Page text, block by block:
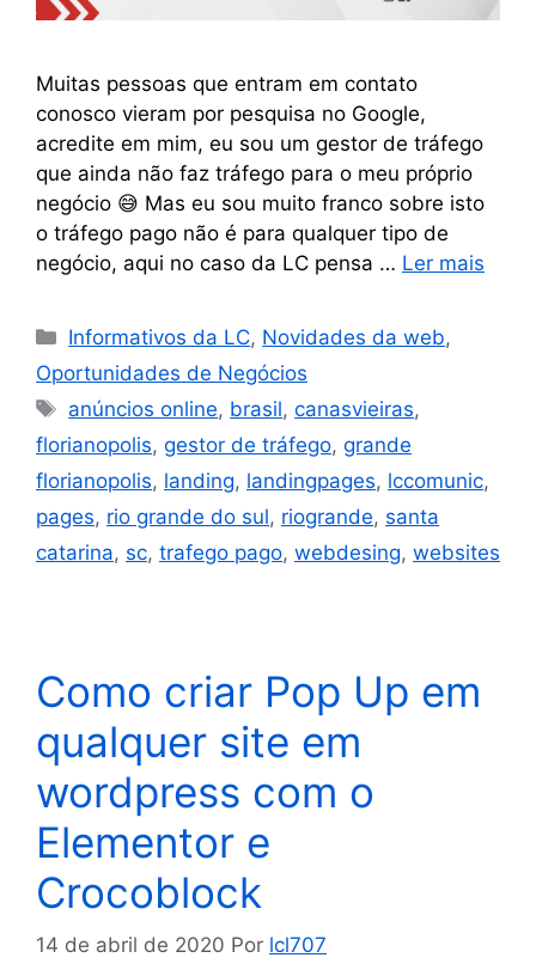
Muitas pessoas que entram em contato
conosco vieram por pesquisa no Google,
acredite em mim, eu sou um gestor de tráfego
que ainda não faz tráfego para o meu próprio
negócio 😅 Mas eu sou muito franco sobre isto
o tráfego pago não é para qualquer tipo de
negócio, aqui no caso da LC pensa … Ler mais
Informativos da LC, Novidades da web,
Oportunidades de Negócios
anúncios online, brasil,canasvieiras,
florianopolis, gestor de tráfego, grande
florianopolis, landing, landingpages, lccomunic,
pages, rio grande do sul, riogrande, santa
catarina, sc, trafego pago, webdesing, websites
Como criar Pop Up em
qualquer site em
wordpress com o
Elementor e
Crocoblock
14 de abril de 2020 Por lcl707